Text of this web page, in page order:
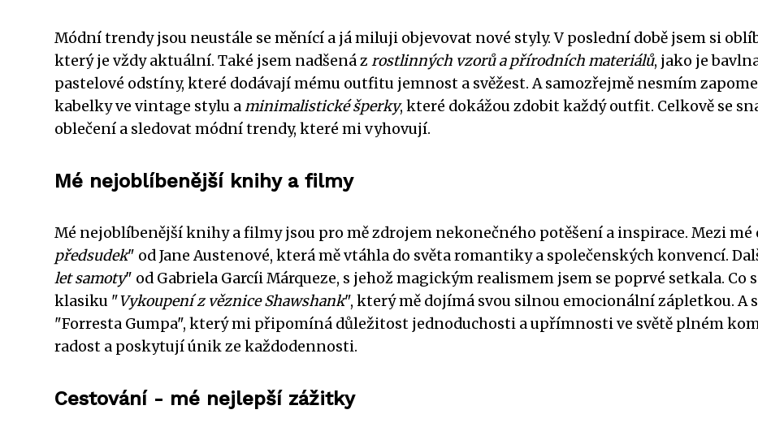
Módní trendy jsou neustále se měnící a já miluji objevovat nové styly. V poslední době jsem si
který je vždy aktuální. Také jsem nadšená z rostlinných vzorů a přírodních materiálů, jako je
pastelové odstíny, které dodávají mému outfitu jemnost a svěžest. A samozřejmě nesmím
kabelky ve vintage stylu aminimalistické šperky, které dokážou zdobit každý outfit. Celkově se
oblečení a sledovat módní trendy, které mi vyhovují.
Mé nejoblíbenější knihy a filmy
Mé nejoblíbenější knihy a filmy jsou pro mě zdrojem nekonečného potěšení a inspirace. Mezi
předsudek" od Jane Austenové, která mě vtáhla do světa romantiky a společenských konvencí.
let samoty" od Gabriela Garcíi Márqueze, s jehož magickým realismem jsem se poprvé setkala.
klasiku "Vykoupení z věznice Shawshank", který mě dojímá svou silnou emocionální zápletkou.
"Forresta Gumpa", který mi připomíná důležitost jednoduchosti a upřímnosti ve světě plném
radost a poskytují únik ze každodennosti.
Cestování - mé nejlepší zážitky